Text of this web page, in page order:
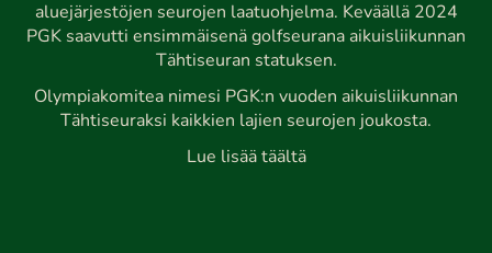
aluejärjestöjen seurojen laatuohjelma. Keväällä 2024
PGK saavutti ensimmäisenä golfseurana aikuisliikunnan
Tähtiseuran statuksen.
Olympiakomitea nimesi PGK:n vuoden aikuisliikunnan
Tähtiseuraksi kaikkien lajien seurojen joukosta.
Lue lisää täältä